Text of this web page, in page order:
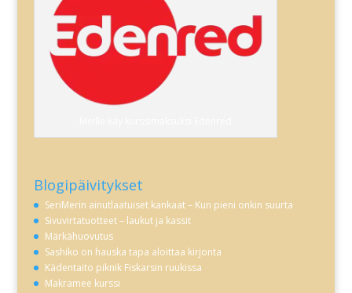
Blogipäivitykset
SeriMerin ainutlaatuiset kankaat – Kun pieni onkin suurta
Sivuvirtatuotteet – laukut ja kassit
Märkähuovutus
Sashiko on hauska tapa aloittaa kirjonta
Kädentaito piknik Fiskarsin ruukissa
Makramee kurssi